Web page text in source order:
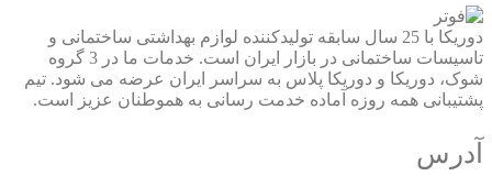
دوریکا با 25 سال سابقه تولیدکننده لوازم بهداشتی ساختمانی و
تاسیسات ساختمانی در بازار ایران است. خدمات ما در 3 گروه
شوک، دوریکا و دوریکا پلاس به سراسر ایران عرضه می شود. تیم
پشتیبانی همه روزه آماده خدمت رسانی به هموطنان عزیز است.
آدرس